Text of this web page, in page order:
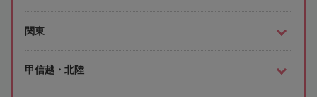
関東
甲信越・北陸